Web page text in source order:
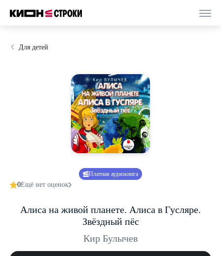
Для детей
Платная аудиокнига
0Ещё нет оценок
Алиса на живой планете. Алиса в Гусляре.
Звёздный пёс
Кир Булычев